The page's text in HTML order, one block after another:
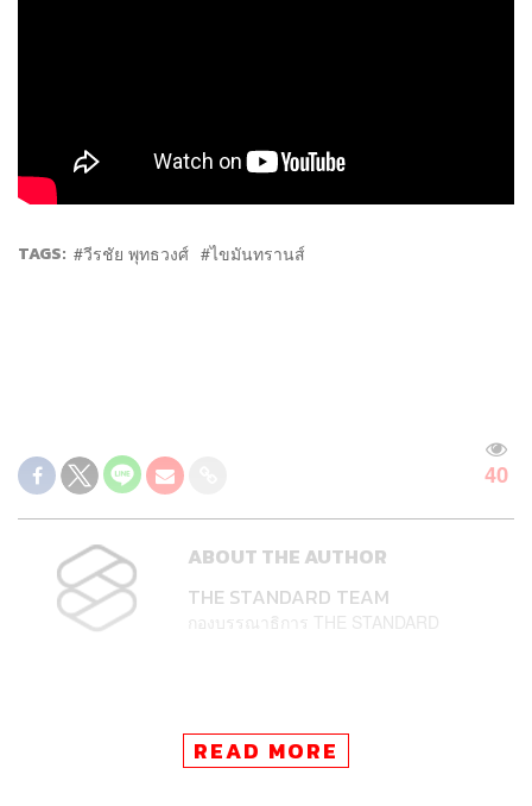
TAGS: วีรชัย พุทธวงศ์ ไขมันทรานส์
40
ABOUT THE AUTHOR
THE STANDARD TEAM
กองบรรณาธิการ THE STANDARD
READ MORE